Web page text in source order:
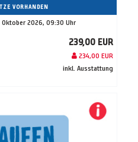
VORHANDEN
2026, 09:30 Uhr
239,00 EUR
234,00 EUR
inkl. Ausstattung